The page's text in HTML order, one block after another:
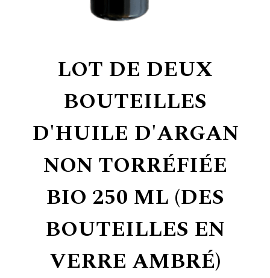
LOT DE DEUX
BOUTEILLES
D'HUILE D'ARGAN
NON TORRÉFIÉE
BIO 250 ML (DES
BOUTEILLES EN
VERRE AMBRÉ)